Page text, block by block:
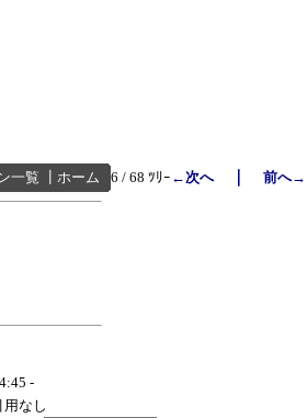
一覧 ホーム 6 / 68 ﾂﾘｰ ←次へ｜ 前へ→
-
用なし